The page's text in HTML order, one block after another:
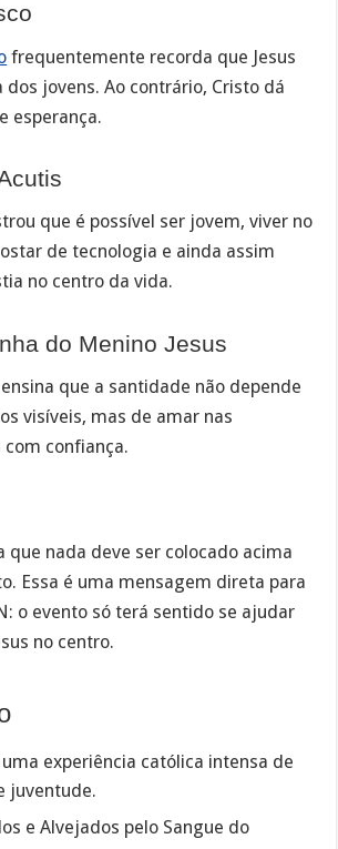
frequentemente recorda que Jesus
dos jovens. Ao contrário, Cristo dá
esperança.
que é possível ser jovem, viver no
de tecnologia e ainda assim
no centro da vida.
do Menino Jesus
que a santidade não depende
visíveis, mas de amar nas
com confiança.
que nada deve ser colocado acima
Essa é uma mensagem direta para
o evento só terá sentido se ajudar
no centro.
experiência católica intensa de
juventude.
e Alvejados pelo Sangue do